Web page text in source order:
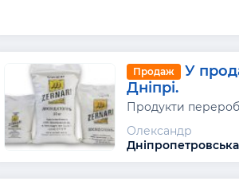
Продаж
У
Дніпрі.
Продукти
Олександр